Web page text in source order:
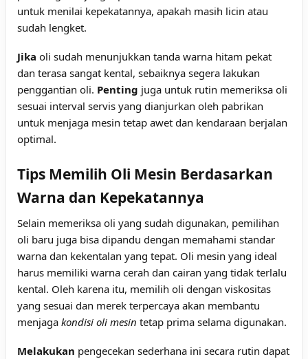
untuk menilai kepekatannya, apakah masih licin atau
sudah lengket.
Jika oli sudah menunjukkan tanda warna hitam pekat
dan terasa sangat kental, sebaiknya segera lakukan
penggantian oli. Penting juga untuk rutin memeriksa oli
sesuai interval servis yang dianjurkan oleh pabrikan
untuk menjaga mesin tetap awet dan kendaraan berjalan
optimal.
Tips Memilih Oli Mesin Berdasarkan
Warna dan Kepekatannya
Selain memeriksa oli yang sudah digunakan, pemilihan
oli baru juga bisa dipandu dengan memahami standar
warna dan kekentalan yang tepat. Oli mesin yang ideal
harus memiliki warna cerah dan cairan yang tidak terlalu
kental. Oleh karena itu, memilih oli dengan viskositas
yang sesuai dan merek terpercaya akan membantu
menjaga kondisi oli mesin tetap prima selama digunakan.
Melakukan pengecekan sederhana ini secara rutin dapat